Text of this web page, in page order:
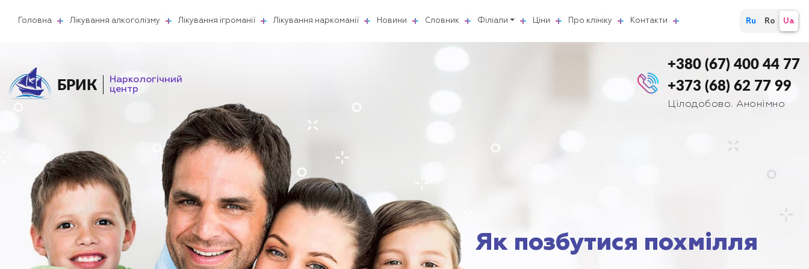
Головна Лікування алкоголізму Лікування ігроманії Лікування наркоманії Новини Словник Філіали Ціни Про клініку Контакти Ru Ro Ua
БРИК
Наркологічний
центр
+380 (67) 400 44 77
+373 (68) 62 77 99
Цілодобово. Анонімно
Як позбутися похмілля